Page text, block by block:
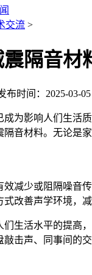
交流 >
隔音材
布时间：2025-03-05
为影响人们生活
音材料。无论是
减少或阻隔噪音
改善声学环境，
生活水平的提高
击声、同事间的